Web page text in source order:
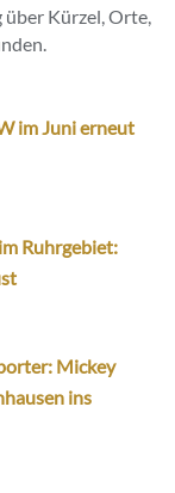
Kürzel, Orte,
im Juni erneut
Ruhrgebiet:
Mickey
ins